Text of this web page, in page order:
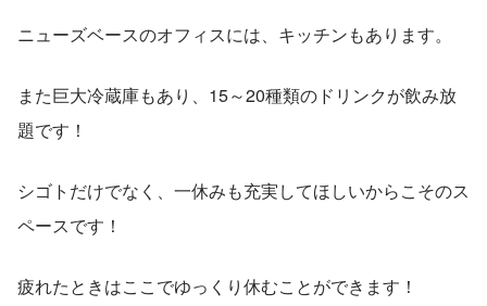
ニューズベースのオフィスには、キッチンもあります。
また巨大冷蔵庫もあり、15～20種類のドリンクが飲み放
題です！
シゴトだけでなく、一休みも充実してほしいからこそのス
ペースです！
疲れたときはここでゆっくり休むことができます！